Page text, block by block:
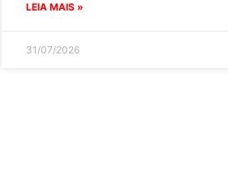
LEIA MAIS »
31/07/2026